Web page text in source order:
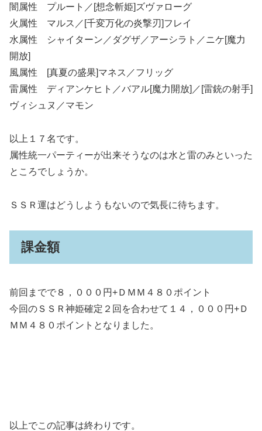
闇属性 プルート／[想念斬姫]ズヴァローグ
火属性 マルス／[千変万化の炎撃刃]フレイ
水属性 シャイターン／ダグザ／アーシラト／ニケ[魔力
開放]
風属性 [真夏の盛果]マネス／フリッグ
雷属性 ディアンケヒト／バアル[魔力開放]／[雷銃の射手]
ヴィシュヌ／マモン
以上１７名です。
属性統一パーティーが出来そうなのは水と雷のみといった
ところでしょうか。
ＳＳＲ運はどうしようもないので気長に待ちます。
課金額
前回までで８，０００円+ＤＭＭ４８０ポイント
今回のＳＳＲ神姫確定２回を合わせて１４，０００円+Ｄ
ＭＭ４８０ポイントとなりました。
以上でこの記事は終わりです。